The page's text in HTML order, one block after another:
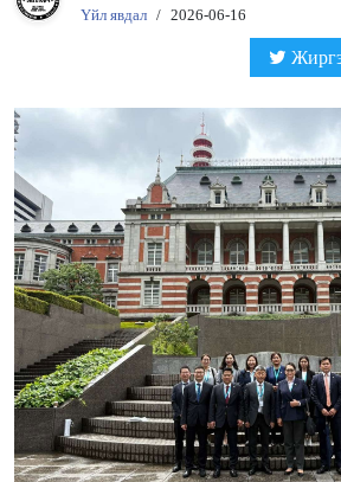
Үйл явдал / 2026-06-16